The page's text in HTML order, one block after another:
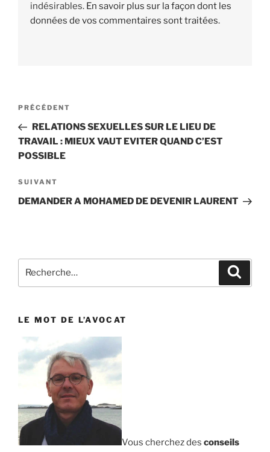
indésirables. En savoir plus sur la façon dont les
données de vos commentaires sont traitées.
Navigation
l’article
Article
précédent
PRÉCÉDENT
RELATIONS SEXUELLES SUR LE LIEU DE
TRAVAIL : MIEUX VAUT EVITER QUAND C’EST
POSSIBLE
Article
suivant
SUIVANT
DEMANDER A MOHAMED DE DEVENIR LAURENT
Recherche
LE MOT DE L’AVOCAT
Vous cherchez des conseils